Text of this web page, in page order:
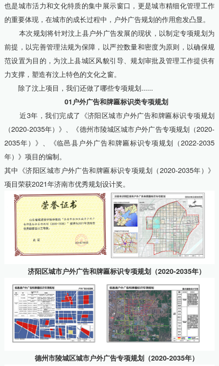
也是城市活力和文化特质的集中展示窗口，更是城市精细化管理工作
的重要体现，在城市的成长过程中，户外广告规划的作用愈发凸显。
本次规划将针对汶上县户外广告发展的现状，以制定专项规划为
前提，以完善管理法规为保障，以严控数量和密度为原则，以确保规
范设置为目的，为汶上县城区风貌引导、规划审批及管理工作提供有
力支撑，塑造有汶上特色的文化之窗。
除了汶上项目，我们还做了哪些专项规划......
01户外广告和牌匾标识类专项规划
近3年，我们完成了《济阳区城市户外广告和牌匾标识专项规划
（2020-2035年）》、《德州市陵城区城市户外广告专项规划（2020-
2035年）》、《临邑县户外广告和牌匾标识专项规划（2022-2035
年）》项目的编制。
其中《济阳区城市户外广告和牌匾标识专项规划（2020-2035年）》
项目荣获2021年济南市优秀规划设计奖。
济阳区城市户外广告和牌匾标识专项规划（2020-2035年）
德州市陵城区城市户外广告专项规划（2020-2035年）